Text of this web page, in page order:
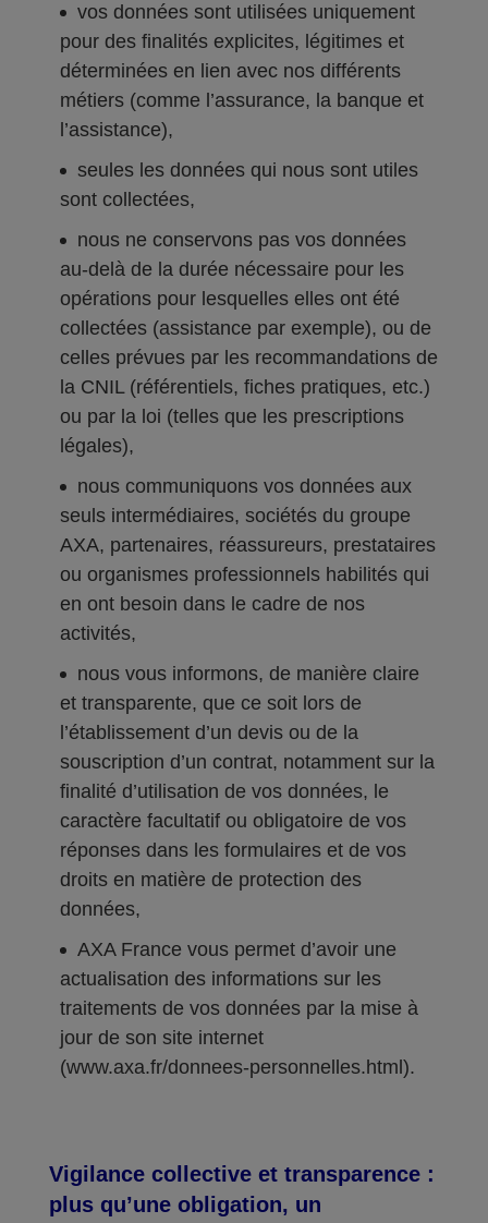
vos données sont utilisées uniquement
pour des finalités explicites, légitimes et
déterminées en lien avec nos différents
métiers (comme l’assurance, la banque et
l’assistance),
seules les données qui nous sont utiles
sont collectées,
nous ne conservons pas vos données
au-delà de la durée nécessaire pour les
opérations pour lesquelles elles ont été
collectées (assistance par exemple), ou de
celles prévues par les recommandations de
la CNIL (référentiels, fiches pratiques, etc.)
ou par la loi (telles que les prescriptions
légales),
nous communiquons vos données aux
seuls intermédiaires, sociétés du groupe
AXA, partenaires, réassureurs, prestataires
ou organismes professionnels habilités qui
en ont besoin dans le cadre de nos
activités,
nous vous informons, de manière claire
et transparente, que ce soit lors de
l’établissement d’un devis ou de la
souscription d’un contrat, notamment sur la
finalité d’utilisation de vos données, le
caractère facultatif ou obligatoire de vos
réponses dans les formulaires et de vos
droits en matière de protection des
données,
AXA France vous permet d’avoir une
actualisation des informations sur les
traitements de vos données par la mise à
jour de son site internet
(www.axa.fr/donnees-personnelles.html).
Vigilance collective et transparence :
plus qu’une obligation, un